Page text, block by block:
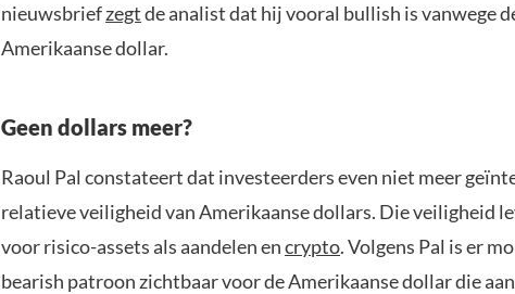
nieuwsbriefzegtde analist dat hij vooral bullish is vanwege
Amerikaanse dollar.
Geen dollars meer?
Raoul Pal constateert dat investeerders even niet meer
relatieve veiligheid van Amerikaanse dollars. Die veiligheid
voor risico-assets als aandelen encrypto. Volgens Pal is er
bearish patroon zichtbaar voor de Amerikaanse dollar die